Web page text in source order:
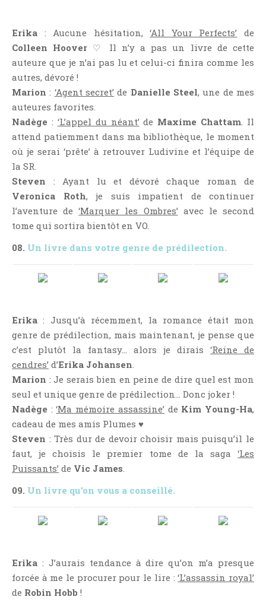
Erika : Aucune hésitation,‘All Your Perfects’ de
Colleen Hoover ♡ Il n’y a pas un livre de cette
auteure que je n’ai pas lu et celui-ci finira comme les
autres, dévoré !
Marion : ‘Agent secret’ de Danielle Steel, une de mes
auteures favorites.
Nadège : ‘L’appel du néant’ de Maxime Chattam . Il
attend patiemment dans ma bibliothèque, le moment
où je serai ‘prête’ à retrouver Ludivine et l’équipe de
la SR.
Steven : Ayant lu et dévoré chaque roman de
Veronica Roth, je suis impatient de continuer
l’aventure de‘Marquer les Ombres’ avec le second
tome qui sortira bientôt en VO.
08. Un livre dans votre genre de prédilection.
Erika : Jusqu’à récemment, la romance était mon
genre de prédilection, mais maintenant, je pense que
c’est plutôt la fantasy… alors je dirais ‘Reine de
cendres’ d’Erika Johansen
Marion : Je serais bien en peine de dire quel est mon
seul et unique genre de prédilection… Donc joker !
Nadège :‘Ma mémoire assassine’ de Kim Young-Ha,
cadeau de mes amis Plumes ♥
Steven : Très dur de devoir choisir mais puisqu’il le
faut, je choisis le premier tome de la saga ‘Les
Puissants’ de Vic James
09. Un livre qu’on vous a conseillé.
Erika : J’aurais tendance à dire qu’on m’a presque
forcée à me le procurer pour le lire :‘L’assassin royal’
de Robin Hobb !